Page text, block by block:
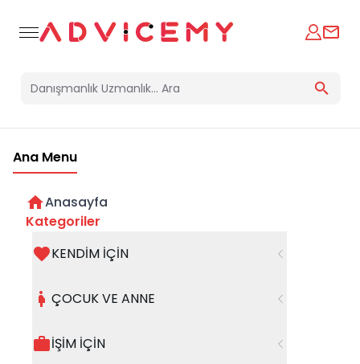
Ana Menu
Anasayfa
Kategoriler
KENDİM İÇİN
ÇOCUK VE ANNE
İŞİM İÇİN
halinde whatsapp hattımızdan iletişime